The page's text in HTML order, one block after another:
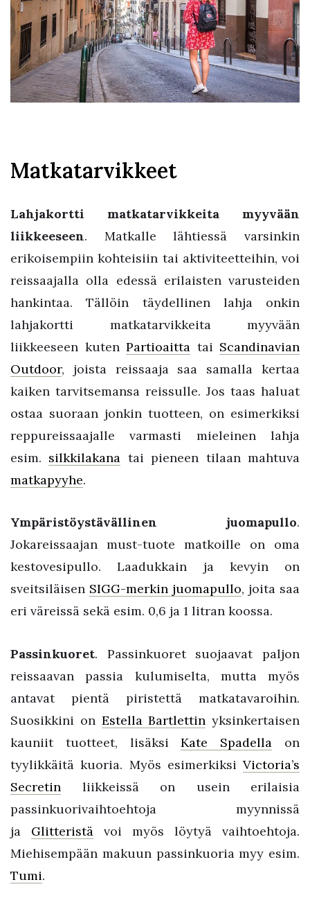
Matkatarvikkeet
Lahjakortti matkatarvikkeita myyvään
liikkeeseen. Matkalle lähtiessä varsinkin
erikoisempiin kohteisiin tai aktiviteetteihin, voi
reissaajalla olla edessä erilaisten varusteiden
hankintaa. Tällöin täydellinen lahja onkin
lahjakortti matkatarvikkeita myyvään
liikkeeseen kuten Partioaitta tai Scandinavian
Outdoor, joista reissaaja saa samalla kertaa
kaiken tarvitsemansa reissulle. Jos taas haluat
ostaa suoraan jonkin tuotteen, on esimerkiksi
reppureissaajalle varmasti mieleinen lahja
esim. silkkilakana tai pieneen tilaan mahtuva
matkapyyhe.
Ympäristöystävällinen juomapullo.
Jokareissaajan must-tuote matkoille on oma
kestovesipullo. Laadukkain ja kevyin on
sveitsiläisen SIGG-merkin juomapullo, joita saa
eri väreissä sekä esim. 0,6 ja 1 litran koossa.
Passinkuoret. Passinkuoret suojaavat paljon
reissaavan passia kulumiselta, mutta myös
antavat pientä piristettä matkatavaroihin.
Suosikkini on Estella Bartlettin yksinkertaisen
kauniit tuotteet, lisäksiKate Spadella on
tyylikkäitä kuoria. Myös esimerkiksi Victoria’s
Secretin liikkeissä on usein erilaisia
passinkuorivaihtoehtoja myynnissä
ja Glitteristä voi myös löytyä vaihtoehtoja.
Miehisempään makuun passinkuoria myy esim.
Tumi.